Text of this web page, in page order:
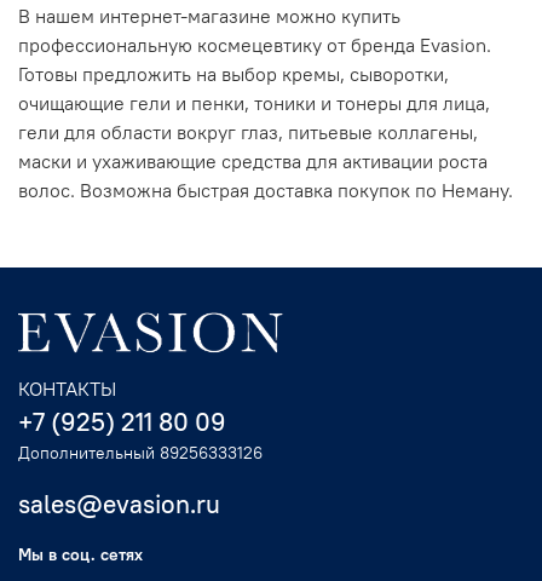
В нашем интернет-магазине можно купить
профессиональную космецевтику от бренда Evasion.
Готовы предложить на выбор кремы, сыворотки,
очищающие гели и пенки, тоники и тонеры для лица,
гели для области вокруг глаз, питьевые коллагены,
маски и ухаживающие средства для активации роста
волос. Возможна быстрая доставка покупок по Неману.
КОНТАКТЫ
+7 (925) 211 80 09
Дополнительный 89256333126
sales@evasion.ru
Мы в соц. сетях